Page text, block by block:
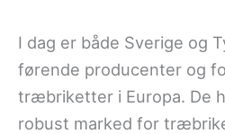
I dag er både Sverige og
førende producenter og
træbriketter i Europa. De
robust marked for